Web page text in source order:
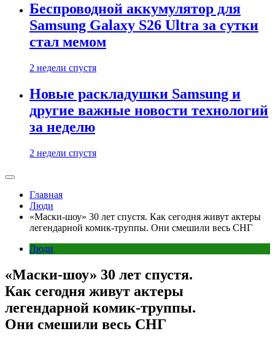
Беспроводной аккумулятор для
Samsung Galaxy S26 Ultra за сутки
стал мемом
2 недели спустя
Новые раскладушки Samsung и
другие важные новости технологий
за неделю
2 недели спустя
Главная
Люди
«Маски-шоу» 30 лет спустя. Как сегодня живут актеры
легендарной комик-труппы. Они смешили весь СНГ
Люди
«Маски-шоу» 30 лет спустя.
Как сегодня живут актеры
легендарной комик-труппы.
Они смешили весь СНГ